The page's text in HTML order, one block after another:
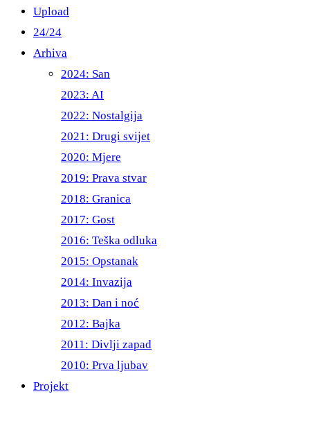
Upload
24/24
Arhiva
2024: San
2023: AI
2022: Nostalgija
2021: Drugi svijet
2020: Mjere
2019: Prava stvar
2018: Granica
2017: Gost
2016: Teška odluka
2015: Opstanak
2014: Invazija
2013: Dan i noć
2012: Bajka
2011: Divlji zapad
2010: Prva ljubav
Projekt